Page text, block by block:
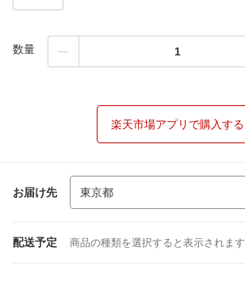
数量
楽天市場アプリで購入する
お届け先
配送予定 商品の種類を選択すると表示されます